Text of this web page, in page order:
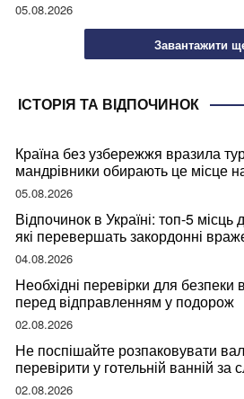
05.08.2026
Завантажити
ІСТОРІЯ ТА ВІДПОЧИНОК
Країна без узбережжя вразила
мандрівники обирають це місце
05.08.2026
Відпочинок в Україні: топ-5 місць
які перевершать закордонні
04.08.2026
Необхідні перевірки для безпеки
перед відправленням у подорож
02.08.2026
Не поспішайте розпаковувати
перевірити у готельній ванній за
мандрівниці
02.08.2026